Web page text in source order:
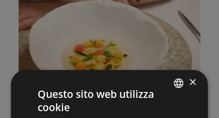
×
Questo sito web utilizza
cookie